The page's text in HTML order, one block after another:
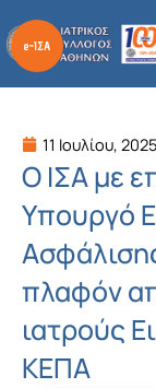
στο
περιεχόμενο
11 Ιουλίου, 2025
Ο ΙΣΑ με
Υπουργό
πλαφόν
ιατρούς
ΚΕΠΑ